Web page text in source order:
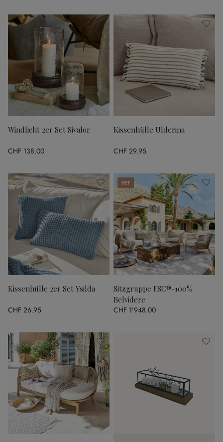
Windlicht 2er Set Sivalor
CHF 138.00
Kissenhülle Ulderina
CHF 29.95
Kissenhülle 2er Set Ysilda
CHF 26.95
Set
Sitzgruppe FSC®-100%
Belvidere
CHF 1’948.00